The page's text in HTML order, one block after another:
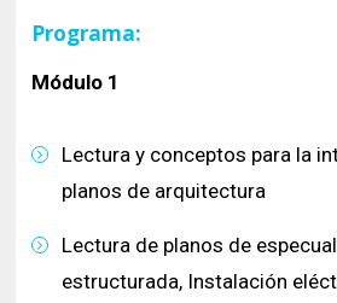
Programa:
Módulo 1
Lectura y conceptos para la
planos de arquitectura
Lectura de planos de
estructurada, Instalación